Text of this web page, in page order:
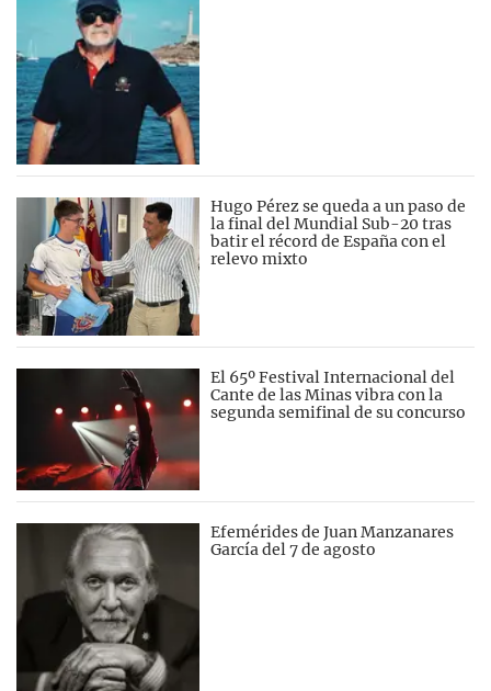
Hugo Pérez se queda a un paso de
la final del Mundial Sub-20 tras
batir el récord de España con el
relevo mixto
El 65º Festival Internacional del
Cante de las Minas vibra con la
segunda semifinal de su concurso
Efemérides de Juan Manzanares
García del 7 de agosto